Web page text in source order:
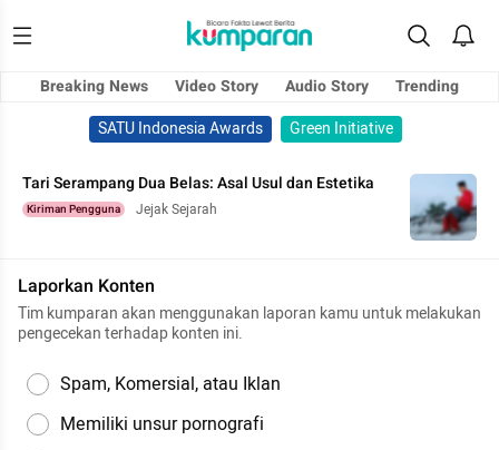
Breaking News Video Story Audio Story
Trending
SATU Indonesia Awards
Green Initiative
Tari Serampang Dua Belas: Asal Usul dan Estetika
Kiriman Pengguna Jejak Sejarah
Laporkan Konten
Tim kumparan akan menggunakan laporan kamu untuk melakukan
pengecekan terhadap konten ini.
Spam, Komersial, atau Iklan
Memiliki unsur pornografi